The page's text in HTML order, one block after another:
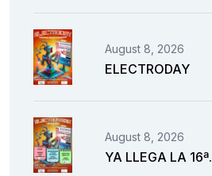
August 8, 2026
ELECTRODAY
August 8, 2026
YA LLEGA LA 16ª.